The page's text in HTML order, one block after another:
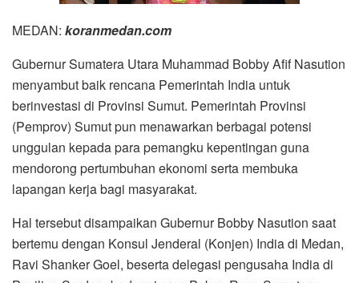
MEDAN: koranmedan.com
Gubernur Sumatera Utara Muhammad Bobby Afif Nasution
menyambut baik rencana Pemerintah India untuk
berinvestasi di Provinsi Sumut. Pemerintah Provinsi
(Pemprov) Sumut pun menawarkan berbagai potensi
unggulan kepada para pemangku kepentingan guna
mendorong pertumbuhan ekonomi serta membuka
lapangan kerja bagi masyarakat.
Hal tersebut disampaikan Gubernur Bobby Nasution saat
bertemu dengan Konsul Jenderal (Konjen) India di Medan,
Ravi Shanker Goel, beserta delegasi pengusaha India di